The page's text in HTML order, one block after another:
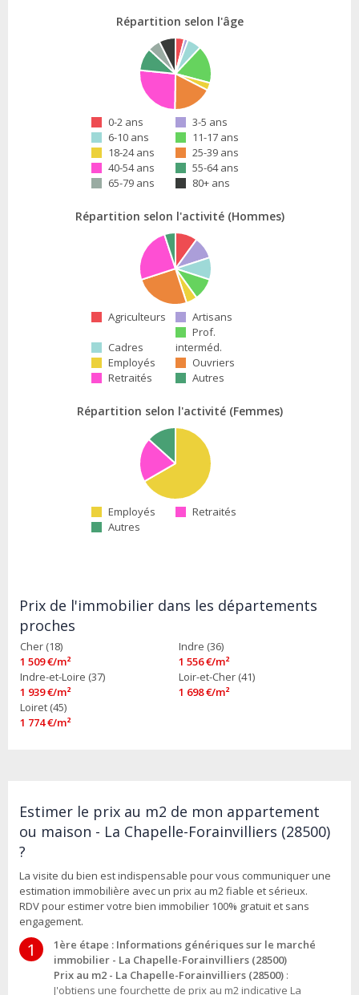
Répartition selon l'âge
0-2 ans
3-5 ans
6-10 ans
11-17 ans
18-24 ans
25-39 ans
40-54 ans
55-64 ans
65-79 ans
80+ ans
Répartition selon l'activité (Hommes)
Agriculteurs Artisans
Cadres
Prof.
interméd.
Employés
Ouvriers
Retraités
Autres
Répartition selon l'activité (Femmes)
Employés
Retraités
Autres
Prix de l'immobilier dans les départements
proches
Cher (18)
1 509 €/m²
Indre (36)
1 556 €/m²
Indre-et-Loire (37)
1 939 €/m²
Loir-et-Cher (41)
1 698 €/m²
Loiret (45)
1 774 €/m²
Estimer le prix au m2 de mon appartement
ou maison - La Chapelle-Forainvilliers (28500)
?
La visite du bien est indispensable pour vous communiquer une
estimation immobilière avec un prix au m2 fiable et sérieux.
RDV pour estimer votre bien immobilier 100% gratuit et sans
engagement.
1
1ère étape : Informations génériques sur le marché
immobilier - La Chapelle-Forainvilliers (28500)
Prix au m2 - La Chapelle-Forainvilliers (28500) :
J'obtiens une fourchette de prix au m2 indicative La